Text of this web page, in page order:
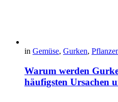
in Gemüse, Gurken,
Warum werden
häufigsten Ursachen